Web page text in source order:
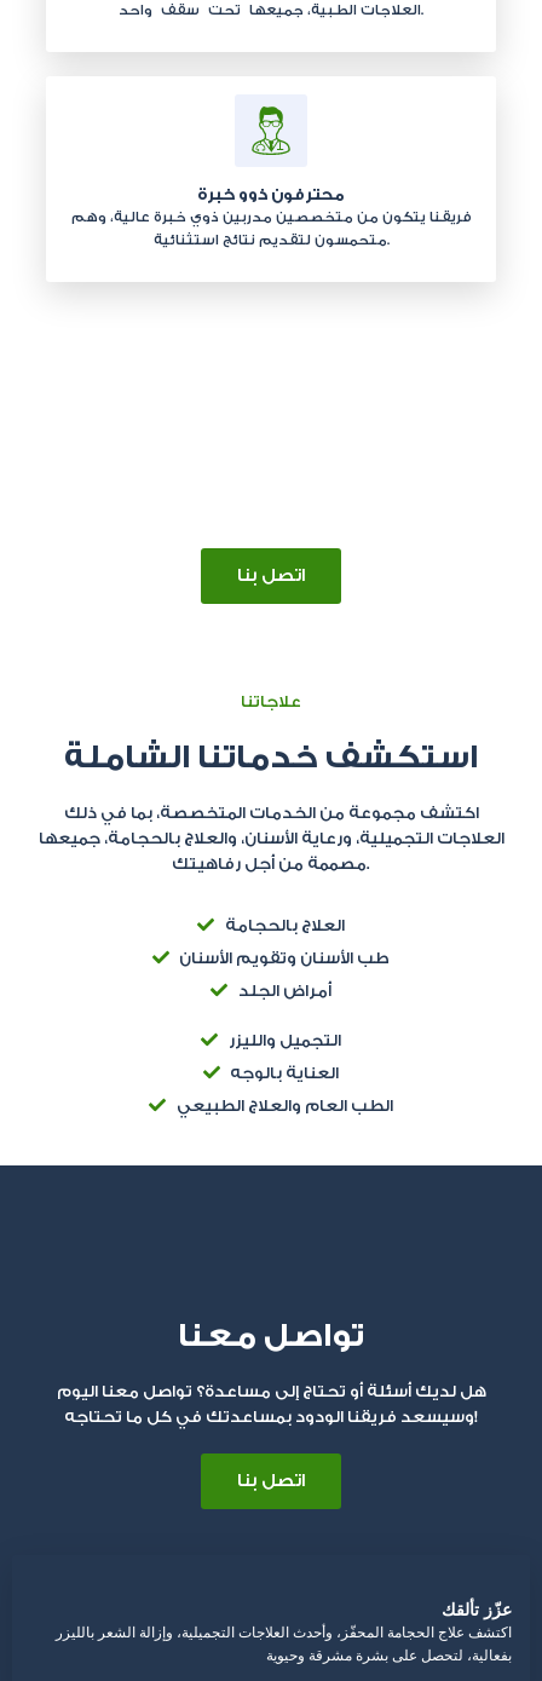
العلاجات الطبية، جميعها تحت سقف واحد.
محترفون ذوو خبرة
فريقنا يتكون من متخصصين مدربين ذوي خبرة عالية، وهم
متحمسون لتقديم نتائج استثنائية.
اتصل بنا
علاجاتنا
استكشف خدماتنا الشاملة
اكتشف مجموعة من الخدمات المتخصصة، بما في ذلك
العلاجات التجميلية، ورعاية الأسنان، والعلاج بالحجامة، جميعها
مصممة من أجل رفاهيتك.
العلاج بالحجامة
طب الأسنان وتقويم الأسنان
أمراض الجلد
التجميل والليزر
العناية بالوجه
الطب العام والعلاج الطبيعي
تواصل معنا
هل لديك أسئلة أو تحتاج إلى مساعدة؟ تواصل معنا اليوم
وسيسعد فريقنا الودود بمساعدتك في كل ما تحتاجه!
اتصل بنا
عزّز تألقك
اكتشف علاج الحجامة المحفّز، وأحدث العلاجات التجميلية، وإزالة الشعر بالليزر
بفعالية، لتحصل على بشرة مشرقة وحيوية